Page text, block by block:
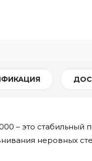
– это
неровных